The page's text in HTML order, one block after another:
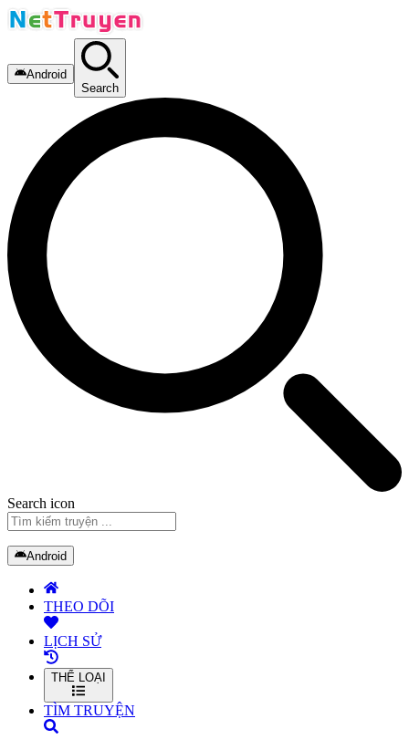
Android
Search
Search icon
Android
THEO DÕI
LỊCH SỬ
THỂ LOẠI
TÌM TRUYỆN